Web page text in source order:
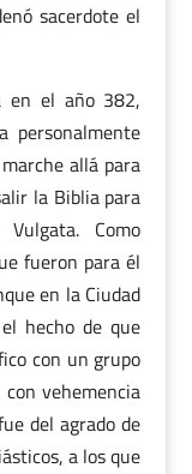
sacerdote el
en el año 382,
personalmente
allá para
la Biblia para
Como
fueron para él
en la Ciudad
hecho de que
con un grupo
vehemencia
del agrado de
a los que